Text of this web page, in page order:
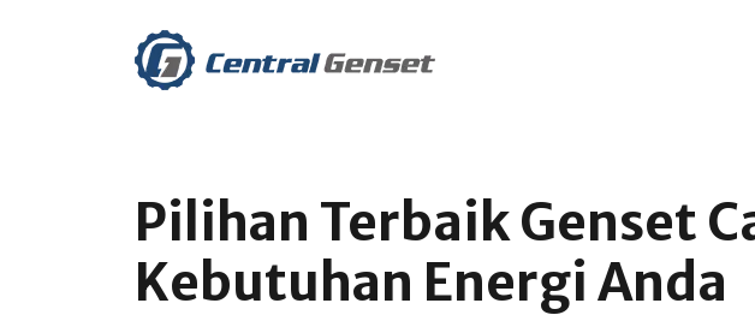
Pilihan Terbaik Genset
Kebutuhan Energi Anda